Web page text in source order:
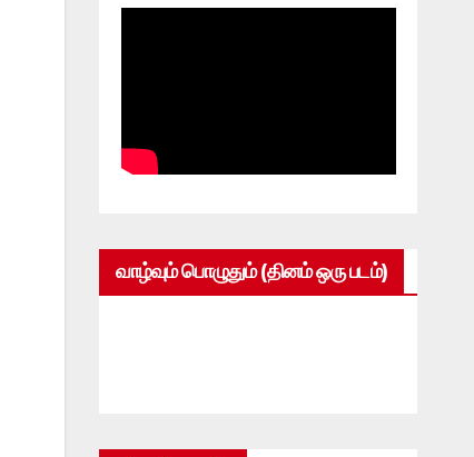
வாழ்வும் பொழுதும் (தினம் ஒரு படம்)